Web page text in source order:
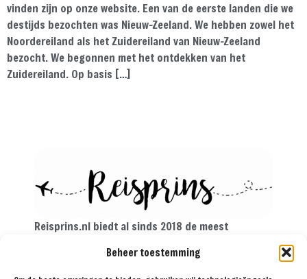
Beheer toestemming
vinden zijn op onze website. Een van de eerste landen die we
destijds bezochten was Nieuw-Zeeland. We hebben zowel het
Noordereiland als het Zuidereiland van Nieuw-Zeeland
bezocht. We begonnen met het ontdekken van het
Zuidereiland. Op basis […]
Reisprins.nl biedt al sinds 2018 de meest
reiziger. Met onze tips, reisroutes en
reisverslagen ga je met een gerust hart op reis!